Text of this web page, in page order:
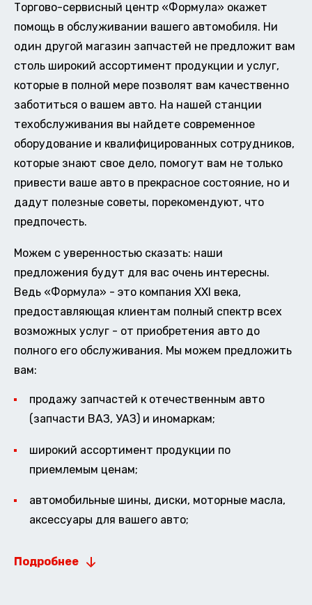
Торгово-сервисный центр «Формула» окажет
помощь в обслуживании вашего автомобиля. Ни
один другой магазин запчастей не предложит вам
столь широкий ассортимент продукции и услуг,
которые в полной мере позволят вам качественно
заботиться о вашем авто. На нашей станции
техобслуживания вы найдете современное
оборудование и квалифицированных сотрудников,
которые знают свое дело, помогут вам не только
привести ваше авто в прекрасное состояние, но и
дадут полезные советы, порекомендуют, что
предпочесть.
Можем с уверенностью сказать: наши
предложения будут для вас очень интересны.
Ведь «Формула» - это компания XXI века,
предоставляющая клиентам полный спектр всех
возможных услуг - от приобретения авто до
полного его обслуживания. Мы можем предложить
вам:
продажу запчастей к отечественным авто
(запчасти ВАЗ, УАЗ) и иномаркам;
широкий ассортимент продукции по
приемлемым ценам;
автомобильные шины, диски, моторные масла,
аксессуары для вашего авто;
Подробнее